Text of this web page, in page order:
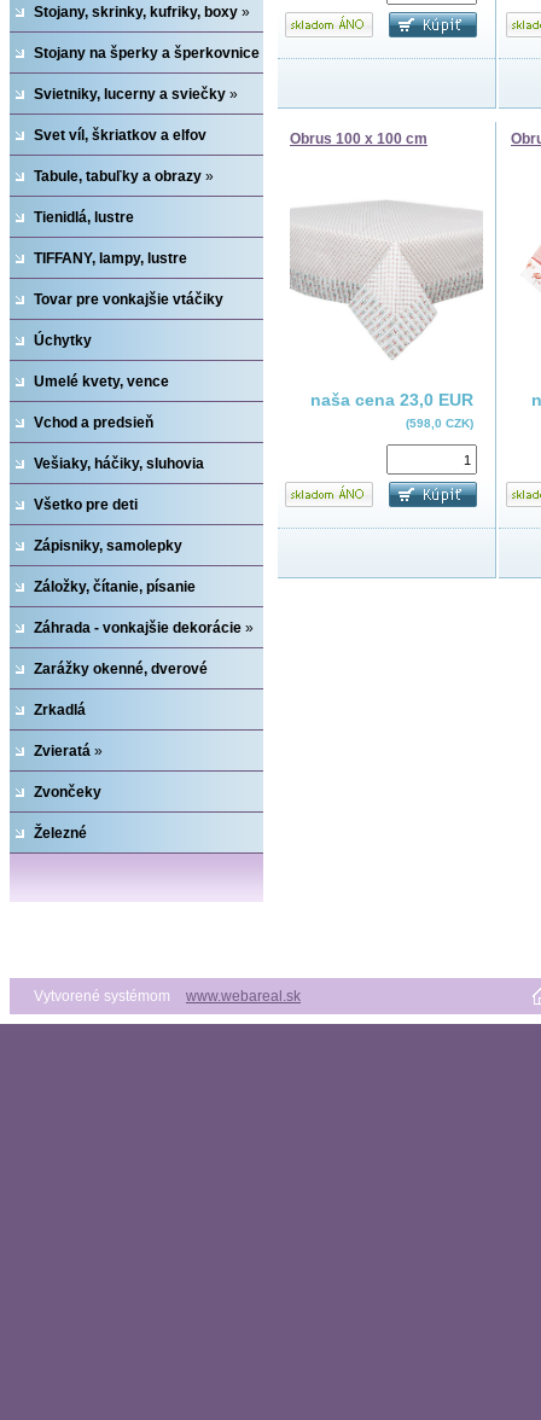
Stojany, skrinky, kufriky, boxy »
Stojany na šperky a šperkovnice
» Svietniky, lucerny a sviečky »
Svet víl, škriatkov a elfov
Tabule, tabuľky a obrazy »
Tienidlá, lustre
TIFFANY, lampy, lustre
Tovar pre vonkajšie vtáčiky
Úchytky
Umelé kvety, vence
Vchod a predsieň
Vešiaky, háčiky, sluhovia
Všetko pre deti
Zápisniky, samolepky
Záložky, čítanie, písanie
Záhrada - vonkajšie dekorácie »
Zarážky okenné, dverové
Zrkadlá
Zvieratá »
Zvončeky
Železné
Obrus 100 x 100 cm
naša cena 23,0 EUR
(598,0 CZK)
Vytvorené systémom www.webareal.sk